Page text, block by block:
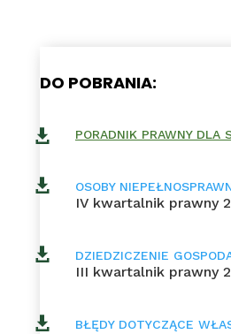
DO POBRANIA:
 PORADNIK PRAWNY DLA
 OSOBY
IV kwartalnik prawny
 DZIEDZICZENIE
III kwartalnik prawny

BŁĘDY DOTYCZĄCE